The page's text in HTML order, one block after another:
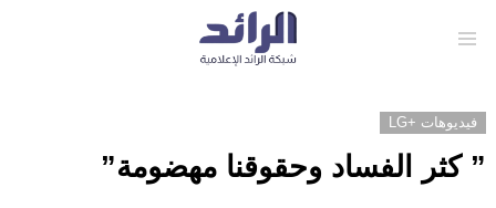
فيديوهات +LG
” كثر الفساد وحقوقنا مهضومة”